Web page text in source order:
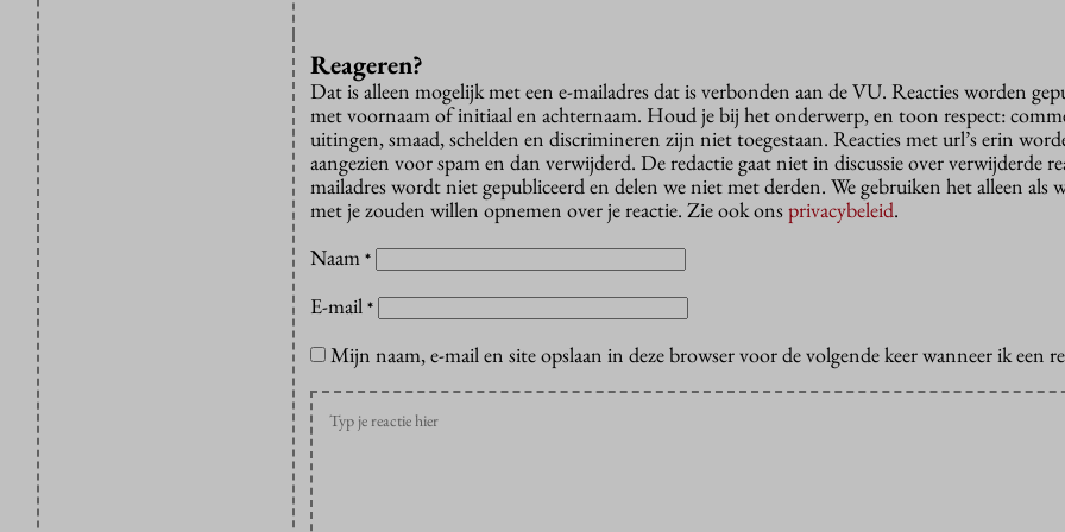
Reageren?
Dat is alleen mogelijk met een e-mailadres dat is verbonden aan de VU. Reacties worden
met voornaam of initiaal en achternaam. Houd je bij het onderwerp, en toon respect:
uitingen, smaad, schelden en discrimineren zijn niet toegestaan. Reacties met url’s erin
aangezien voor spam en dan verwijderd. De redactie gaat niet in discussie over verwijderde
mailadres wordt niet gepubliceerd en delen we niet met derden. We gebruiken het alleen als
met je zouden willen opnemen over je reactie. Zie ook onsprivacybeleid.
Naam *
E-mail *
Mijn naam, e-mail en site opslaan in deze browser voor de volgende keer wanneer ik een